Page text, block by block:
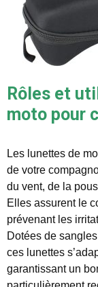
Rôles et
moto pour
Les lunettes de
de votre
du vent, de la
Elles assurent le
prévenant les
Dotées de
ces lunettes
garantissant un